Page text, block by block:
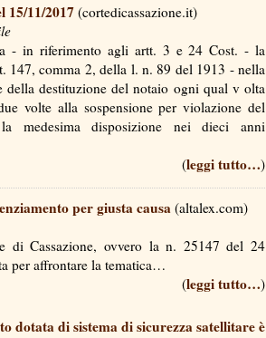
15/11/2017 (cortedicassazione.it)
- in riferimento agli artt. 3 e 24 Cost. - la
147, comma 2, della l. n. 89 del 1913 - nella
destituzione del notaio ogni qual v olta
volte alla sospensione per violazione del
medesima disposizione nei dieci anni
(leggi tutto…)
per giusta causa (altalex.com)
di Cassazione, ovvero la n. 25147 del 24
per affrontare la tematica…
(leggi tutto…)
dotata di sistema di sicurezza satellitare è